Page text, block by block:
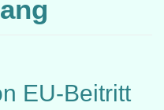
EU-Beitritt